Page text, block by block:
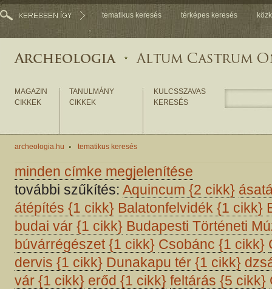
tematikus keresés térképes keresés
MAGAZIN
CIKKEK
TANULMÁNY
CIKKEK
KULCSSZAVAS
KERESÉS
archeologia.hu tematikus keresés
minden címke megjelenítése
további szűkítés: Aquincum {2 cikk}
átépítés {1 cikk} Balatonfelvidék {1 cikk}
budai vár {1 cikk} Budapesti Történeti
búvárrégészet{1 cikk} Csobánc {1 cikk}
dervis {1 cikk} Dunakapu tér {1 cikk}
vár {1 cikk} erőd {1 cikk} feltárás {5 cikk}